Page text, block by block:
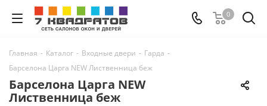
0
Главная - Каталог - Входные двери - Гарда -
Барселона Царга NEW Лиственница беж
Барселона Царга NEW
Лиственница беж